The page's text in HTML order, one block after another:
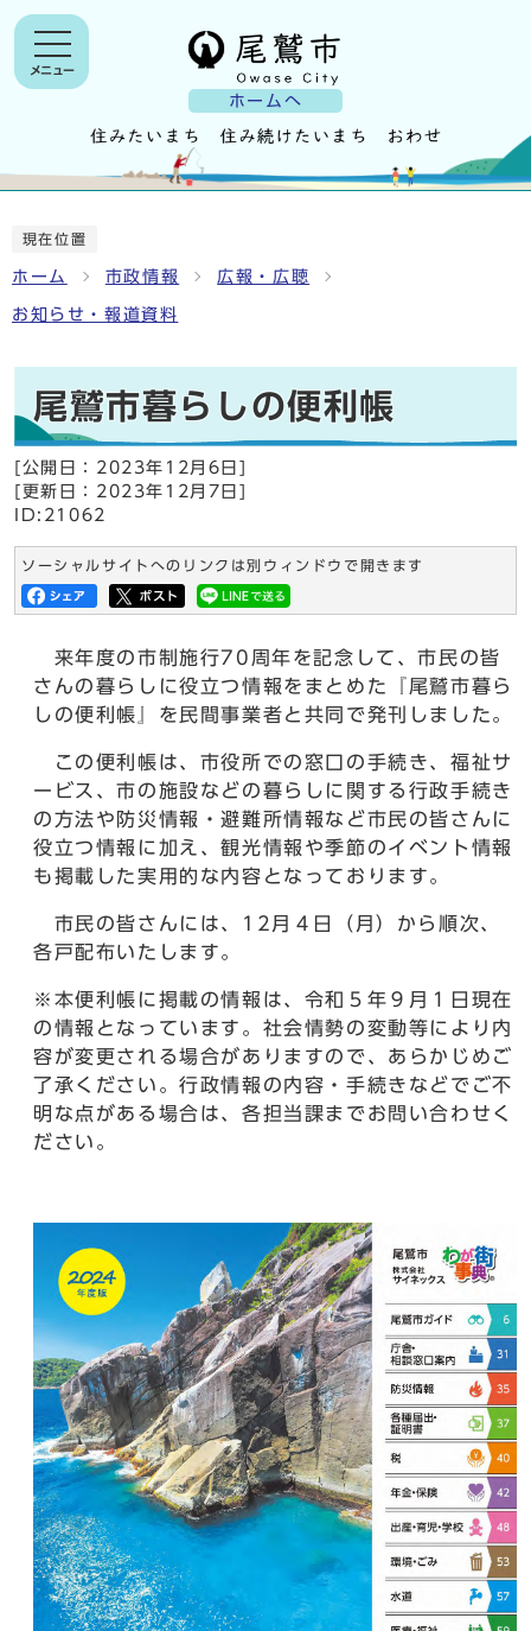
ホームへ
メニュー
現在位置
ホーム 市政情報 広報・広聴
お知らせ・報道資料
尾鷲市暮らしの便利帳
[公開日： 2023年12月6日
[更新日： 2023年12月7日
ID:21062
ソーシャルサイトへのリンクは別ウィンドウで開きます
来年度の市制施行70周年を記念して、市民の皆
さんの暮らしに役立つ情報をまとめた『尾鷲市暮ら
しの便利帳』を民間事業者と共同で発刊しました。
この便利帳は、市役所での窓口の手続き、福祉サ
ービス、市の施設などの暮らしに関する行政手続き
の方法や防災情報・避難所情報など市民の皆さんに
役立つ情報に加え、観光情報や季節のイベント情報
も掲載した実用的な内容となっております。
市民の皆さんには、12月４日（月）から順次、
各戸配布いたします。
※本便利帳に掲載の情報は、令和５年９月１日現在
の情報となっています。社会情勢の変動等により内
容が変更される場合がありますので、あらかじめご
了承ください。行政情報の内容・手続きなどでご不
明な点がある場合は、各担当課までお問い合わせく
ださい。